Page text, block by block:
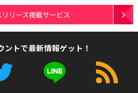
リリース掲載サービス
ントで最新情報ゲット！